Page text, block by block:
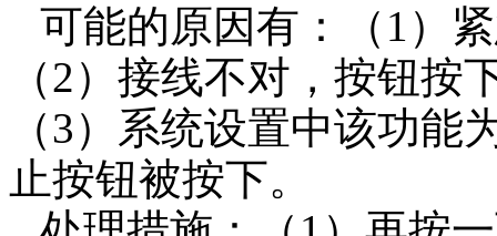
可能的原因有：（1）
（2）接线不对，按钮
（3）系统设置中该功能
止按钮被按下。